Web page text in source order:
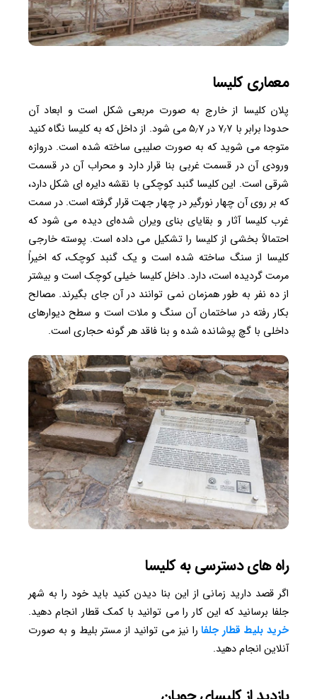
معماری کلیسا
پلان کلیسا از خارج به صورت مربعی شکل است و ابعاد آن
حدودا برابر با ۷٫۷ در ۵٫۷ می شود. از داخل که به کلیسا نگاه کنید
متوجه می شوید که به صورت صلیبی ساخته شده است. دروازه
ورودی آن در قسمت غربی بنا قرار دارد و محراب آن در قسمت
شرقی است. این کلیسا گنبد کوچکی با نقشه دایره ای شکل دارد،
که بر روی آن چهار نورگیر در چهار جهت قرار گرفته است. در سمت
غرب کلیسا آثار و بقایای بنای ویران شده‌ای دیده می شود که
احتمالاً بخشی از کلیسا را تشکیل می داده است. پوسته خارجی
کلیسا از سنگ ساخته شده است و یک گنبد کوچک، که اخیراً
مرمت گردیده ‌است، دارد. داخل کلیسا خیلی کوچک است و بیشتر
از ده نفر به طور همزمان نمی توانند در آن جای بگیرند. مصالح
بکار رفته در ساختمان آن سنگ و ملات است و سطح دیوارهای
داخلی با گچ پوشانده شده‌ و بنا فاقد هر گونه حجاری است.
راه های دسترسی به کلیسا
اگر قصد دارید زمانی از این بنا دیدن کنید باید خود را به شهر
جلفا برسانید که این کار را می توانید با کمک قطار انجام دهید.
خرید بلیط قطار جلفارا نیز می توانید از مستر بلیط و به صورت
آنلاین انجام دهید.